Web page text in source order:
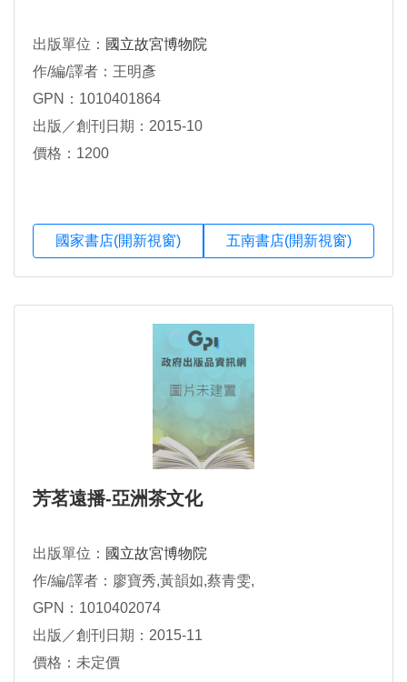
出版單位： 國立故宮博物院
作/編/譯者：王明彥
GPN：1010401864
出版／創刊日期：2015-10
價格：1200
國家書店(開新視窗) 五南書店(開新視窗)
芳茗遠播-亞洲茶文化
出版單位： 國立故宮博物院
作/編/譯者：廖寶秀,黃韻如,蔡青雯,
GPN：1010402074
出版／創刊日期：2015-11
價格：未定價